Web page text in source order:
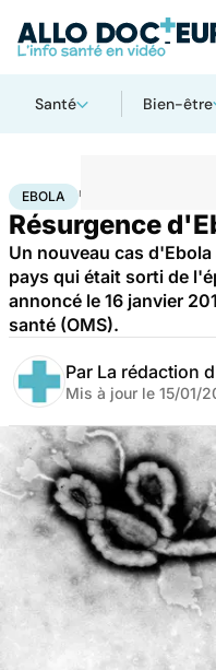
Santé Bien-être
Accueil Santé
EBOLA
Résurgence
Un nouveau cas
pays qui était sorti de
annoncé le 16 janvier
santé (OMS).
Par La rédaction
Mis à jour le 15/01/